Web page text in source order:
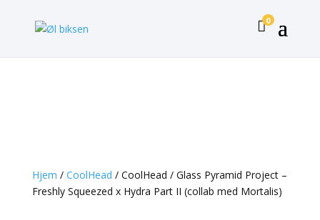
0
Hjem / CoolHead / CoolHead / Glass Pyramid Project –
Freshly Squeezed x Hydra Part II (collab med Mortalis)